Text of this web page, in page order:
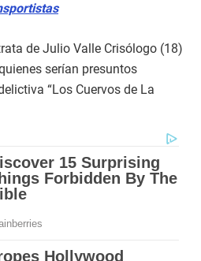
de Julio Valle Crisólogo (18)
serían presuntos
“Los Cuervos de La